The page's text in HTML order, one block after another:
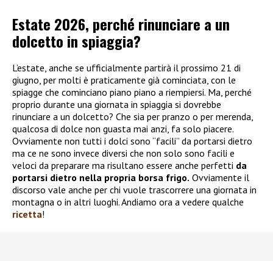
Estate 2026, perché rinunciare a un
dolcetto in spiaggia?
L’estate, anche se ufficialmente partirà il prossimo 21 di
giugno, per molti è praticamente già cominciata, con le
spiagge che cominciano piano piano a riempiersi. Ma, perché
proprio durante una giornata in spiaggia si dovrebbe
rinunciare a un dolcetto? Che sia per pranzo o per merenda,
qualcosa di dolce non guasta mai anzi, fa solo piacere.
Ovviamente non tutti i dolci sono “facili” da portarsi dietro
ma ce ne sono invece diversi che non solo sono facili e
veloci da preparare ma risultano essere anche perfetti da
portarsi dietro nella propria borsa frigo. Ovviamente il
discorso vale anche per chi vuole trascorrere una giornata in
montagna o in altri luoghi. Andiamo ora a vedere qualche
ricetta!